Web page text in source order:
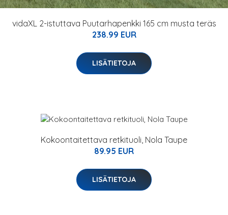
vidaXL 2-istuttava Puutarhapenkki 165 cm musta teräs
238.99 EUR
LISÄTIETOJA
Kokoontaitettava retkituoli, Nola Taupe
89.95 EUR
LISÄTIETOJA